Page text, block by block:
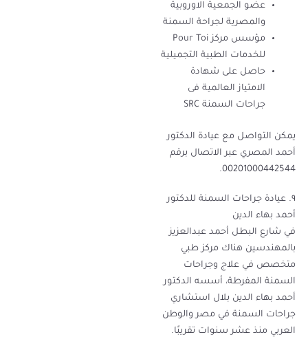
عضو الجمعية الاوروبية
والمصرية لجراحة السمنة
مؤسس مركز Pour Toi
للخدمات الطبية التجميلية
حاصل على شهادة
الامتياز العالمية فى
جراحات السمنة SRC
يمكن التواصل مع عيادة الدكتور
أحمد المصري عبر الاتصال برقم
00201000442544.
٩. عيادة جراحات السمنة للدكتور
أحمد بهاء الدين
في شارع البطل أحمد عبدالعزيز
بالمهندسين هناك مركز طبي
متخصص في علاج وجراحات
السمنة المفرطة، أسسه الدكتور
أحمد بهاء الدين بلال استشاري
جراحات السمنة في مصر والوطن
العربي منذ عشر سنوات تقريبًا.